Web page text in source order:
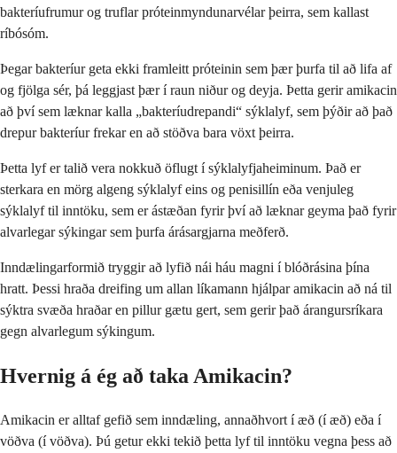
bakteríufrumur og truflar próteinmyndunarvélar þeirra, sem kallast
ríbósóm.
Þegar bakteríur geta ekki framleitt próteinin sem þær þurfa til að lifa af
og fjölga sér, þá leggjast þær í raun niður og deyja. Þetta gerir amikacin
að því sem læknar kalla „bakteríudrepandi“ sýklalyf, sem þýðir að það
drepur bakteríur frekar en að stöðva bara vöxt þeirra.
Þetta lyf er talið vera nokkuð öflugt í sýklalyfjaheiminum. Það er
sterkara en mörg algeng sýklalyf eins og penisillín eða venjuleg
sýklalyf til inntöku, sem er ástæðan fyrir því að læknar geyma það fyrir
alvarlegar sýkingar sem þurfa árásargjarna meðferð.
Inndælingarformið tryggir að lyfið nái háu magni í blóðrásina þína
hratt. Þessi hraða dreifing um allan líkamann hjálpar amikacin að ná til
sýktra svæða hraðar en pillur gætu gert, sem gerir það árangursríkara
gegn alvarlegum sýkingum.
Hvernig á ég að taka Amikacin?
Amikacin er alltaf gefið sem inndæling, annaðhvort í æð (í æð) eða í
vöðva (í vöðva). Þú getur ekki tekið þetta lyf til inntöku vegna þess að